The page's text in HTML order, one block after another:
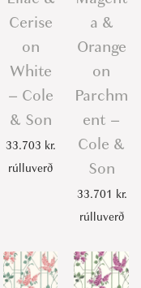
Cerise
on
White
– Cole
& Son
33.703 kr.
rúlluverð
a &
Orange
on
Parchm
ent –
Cole &
Son
33.701 kr.
rúlluverð